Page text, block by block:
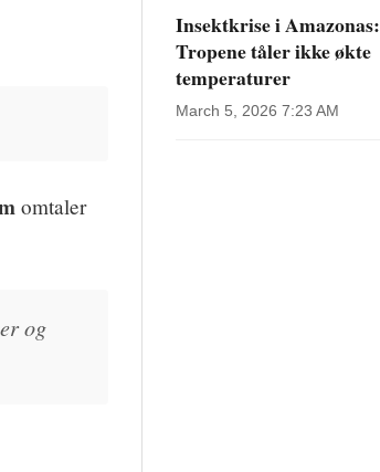
omtaler
og
Insektkrise i Amazonas:
Tropene tåler ikke økte
temperaturer
March 5, 2026 7:23 AM